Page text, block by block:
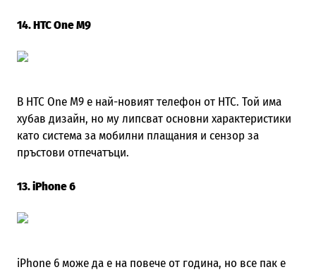
14. HTC One M9
В HTC One M9 е най-новият телефон от HTC. Той има
хубав дизайн, но му липсват основни характеристики
като система за мобилни плащания и сензор за
пръстови отпечатъци.
13. iPhone 6
iPhone 6 може да е на повече от година, но все пак е